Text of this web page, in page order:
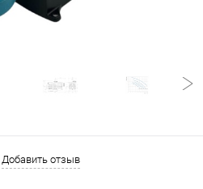
Добавить отзыв